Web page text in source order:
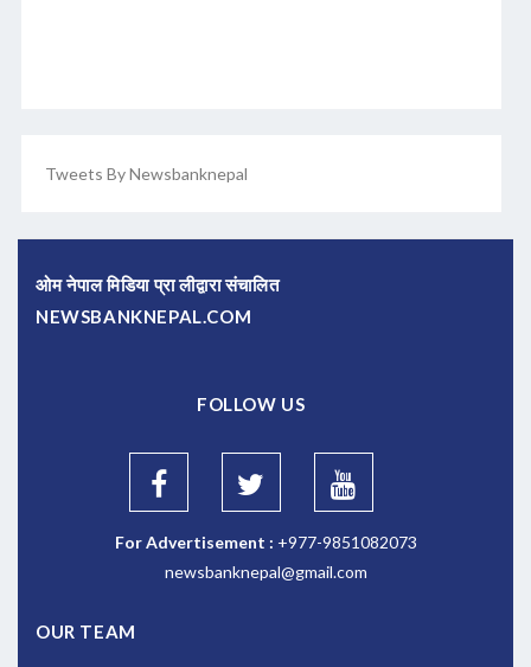
Tweets By Newsbanknepal
ओम नेपाल मिडिया प्रा लीद्वारा संचालित
NEWSBANKNEPAL.COM
FOLLOW US
For Advertisement : +977-9851082073
newsbanknepal@gmail.com
OUR TEAM